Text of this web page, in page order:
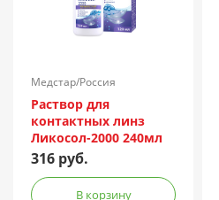
Медстар/Россия
Раствор для
контактных линз
Ликосол-2000 240мл
316 руб.
В корзину